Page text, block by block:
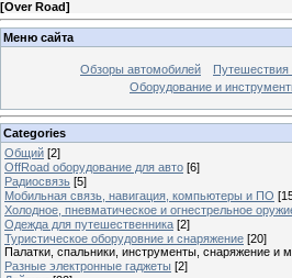
[Over Road]
Меню сайта
Обзоры автомобилей Путешествия
Оборудование и
Categories
Общий [2]
OffRoad оборудование для авто [6]
Радиосвязь [5]
Мобильная связь, навигация, компьютеры и ПО
Холодное, пневматическое и огнестрельное
Одежда для путешественника [2]
Туристическое оборудовние и снаряжение [20]
Палатки, спальники, инструменты, снаряжение и
Разные электронные гаджеты [2]